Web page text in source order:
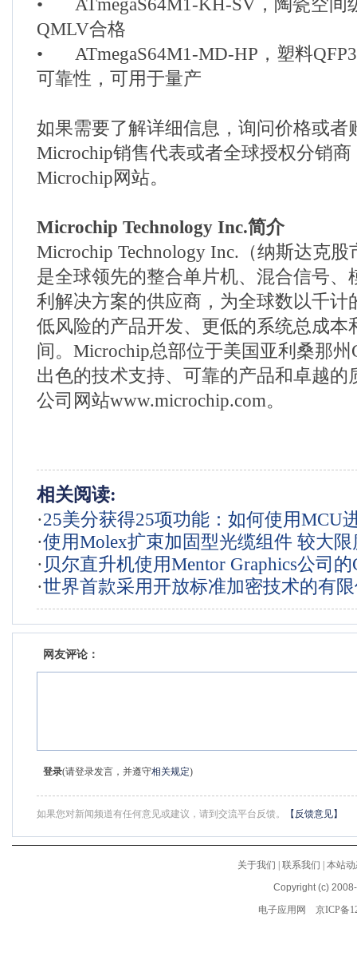
•
ATmegaS64M1-KH-SV，陶瓷空间
QMLV合格
•
ATmegaS64M1-MD-HP，塑料
可靠性，可用于量产
如果需要了解详细信息，询问价格或者
Microchip销售代表或者全球授权分销
Microchip网站。
Microchip Technology Inc.简介
Microchip Technology Inc.（纳斯达克
是全球领先的整合单片机、混合信号、
利解决方案的供应商，为全球数以千计
低风险的产品开发、更低的系统总成本
间。Microchip总部位于美国亚利桑那州
出色的技术支持、可靠的产品和卓越的
公司网站www.microchip.com。
相关阅读:
·25美分获得25项功能：如何使用MCU
的功能增强
·使用Molex扩束加固型光缆组件 较大
信号传输故障和昂贵的停机时间
· 贝尔直升机使用Mentor Graphics公司的
件缩短电气系统集成时间
·世界首款采用开放标准加密技术的有
MIFARE IC
网友评论：
登录(请登录发言，并遵守相关规定)
如果您对新闻频道有任何意见或建议，请到交流平台反馈。 【反馈意见】
关于我们 联系我们
本站
Copyright (c)
电子应用网
京ICP备